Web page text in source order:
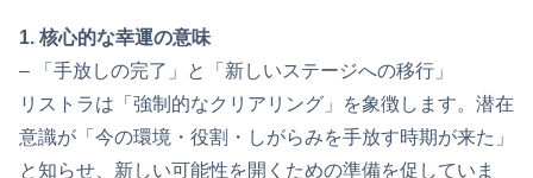
1. 核心的な幸運の意味
– 「手放しの完了」と「新しいステージへの移行」
リストラは「強制的なクリアリング」を象徴します。潜在
意識が「今の環境・役割・しがらみを手放す時期が来た」
と知らせ、新しい可能性を開くための準備を促していま